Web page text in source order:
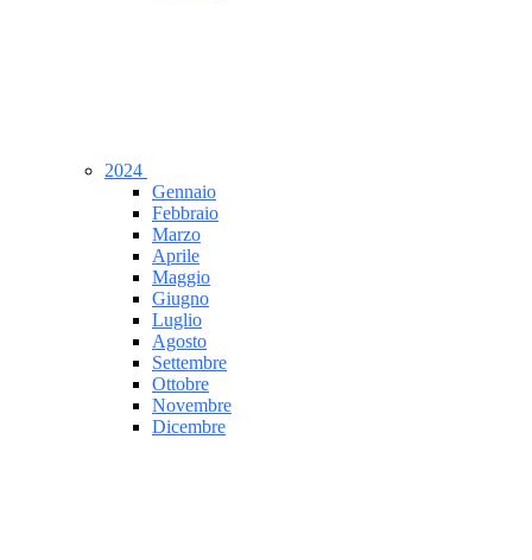
2024
Gennaio
Febbraio
Marzo
Aprile
Maggio
Giugno
Luglio
Agosto
Settembre
Ottobre
Novembre
Dicembre